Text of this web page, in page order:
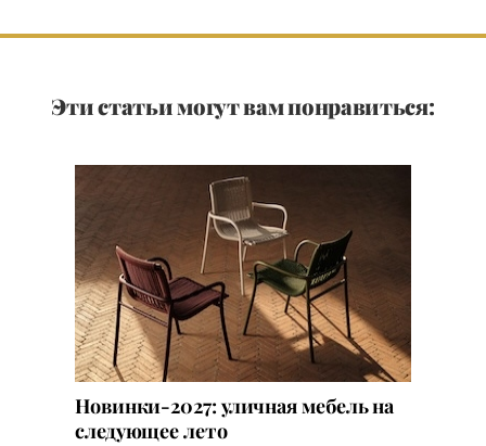
Эти статьи могут вам понравиться:
Новинки-2027: уличная мебель на
следующее лето